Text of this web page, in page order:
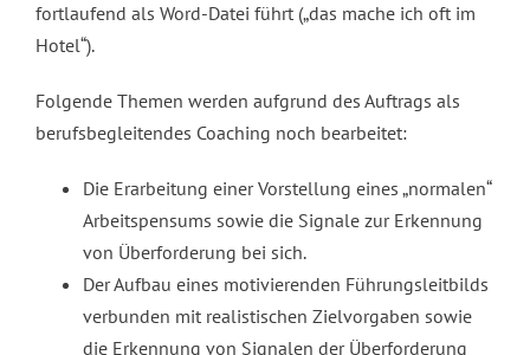
fortlaufend als Word-Datei führt („das mache ich oft im
Hotel“).
Folgende Themen werden aufgrund des Auftrags als
berufsbegleitendes Coaching noch bearbeitet:
Die Erarbeitung einer Vorstellung eines „normalen“
Arbeitspensums sowie die Signale zur Erkennung
von Überforderung bei sich.
Der Aufbau eines motivierenden Führungsleitbilds
verbunden mit realistischen Zielvorgaben sowie
die Erkennung von Signalen der Überforderung